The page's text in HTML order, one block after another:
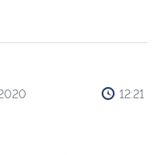
12:21